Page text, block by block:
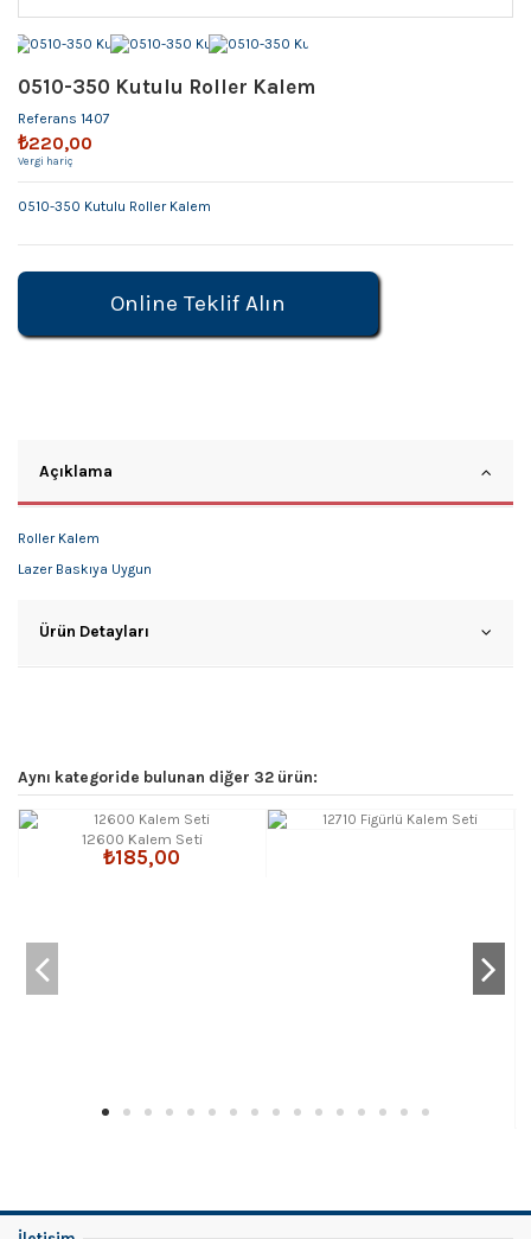
0510-350 Kutulu Roller Kalem
Referans 1407
₺220,00
Vergi hariç
0510-350 Kutulu Roller Kalem
Online Teklif Alın
Açıklama
Roller Kalem
Lazer Baskıya Uygun
Ürün Detayları
Aynı kategoride bulunan diğer 32 ürün:
12600 Kalem Seti
₺185,00